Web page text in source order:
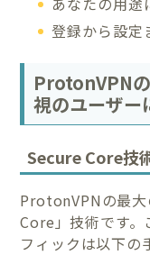
登録から設定
ProtonVPN
視のユーザー
Secure Core技
ProtonVPNの最
Core」技術です。
フィックは以下の